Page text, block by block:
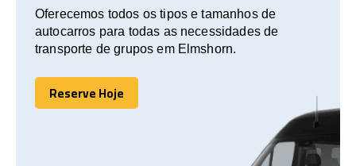
Oferecemos todos os tipos e tamanhos de
autocarros para todas as necessidades de
transporte de grupos em Elmshorn.
Reserve Hoje
Reserve Hoje